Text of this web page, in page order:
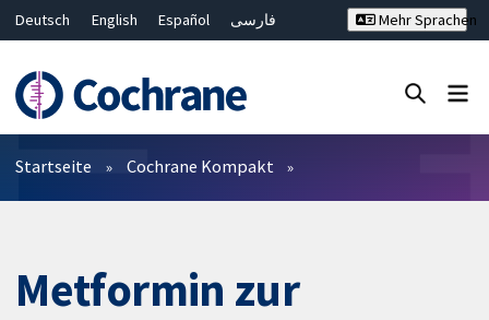
Deutsch English Español
فارسی
Bahasa Malaysia
ไทย
繁體中文
简体中文
Mehr Sprachen
Filter
Startseite Cochrane Kompakt
Metformin zur